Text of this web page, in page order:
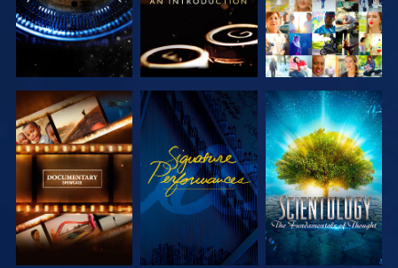
UTFORSK
SERIEN
SE
UTFORSK
SERIEN